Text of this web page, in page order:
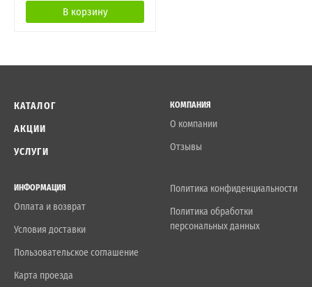
В корзину
КАТАЛОГ
АКЦИИ
УСЛУГИ
КОМПАНИЯ
О компании
Отзывы
ИНФОРМАЦИЯ
Оплата и возврат
Условия доставки
Пользовательское соглашение
Карта проезда
Политика конфиденциальности
Политика обработки
персональных данных